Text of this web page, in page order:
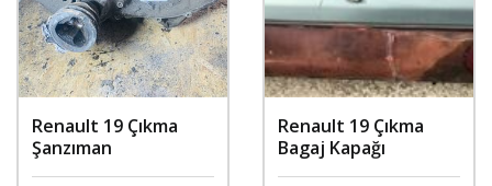
Renault 19 Çıkma
Şanzıman
Renault 19 Çıkma
Bagaj Kapağı